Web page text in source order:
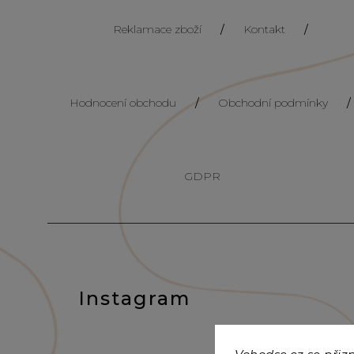
Instagram
Reklamace zboží / Kontakt /
Hodnocení obchodu / Obchodní podmínky /
GDPR